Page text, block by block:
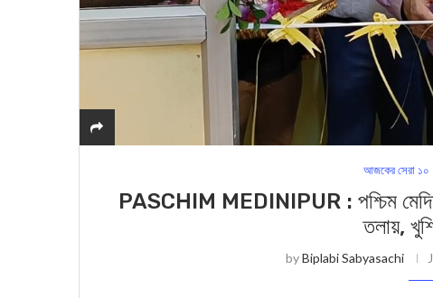
আজকের সেরা ১০
PASCHIM MEDINIPUR : পশ্চিম
তলায়,
byBiplabi Sabyasachi